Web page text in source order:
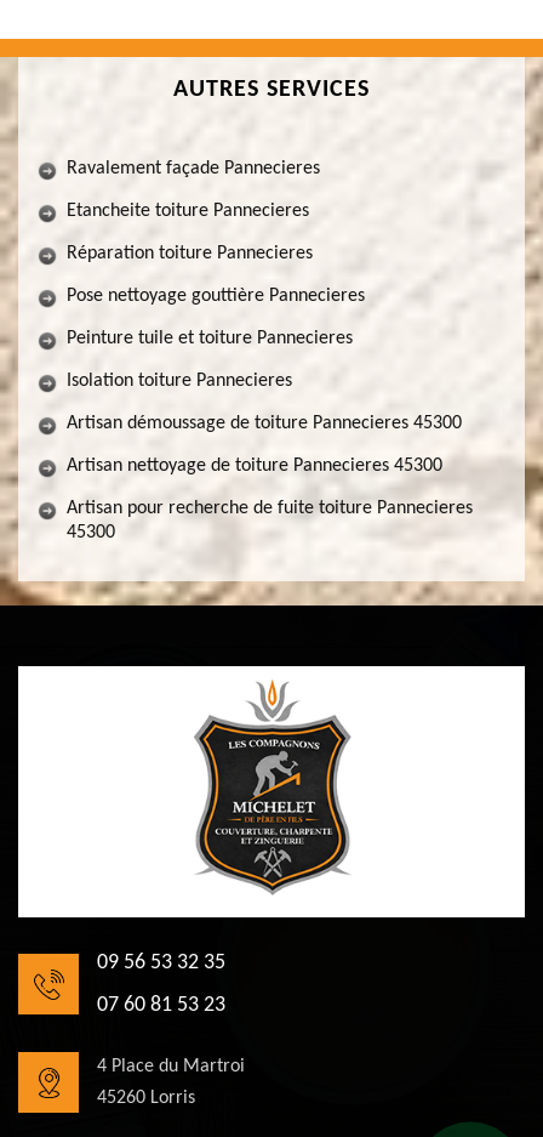
AUTRES SERVICES
Ravalement façade Pannecieres
Etancheite toiture Pannecieres
Réparation toiture Pannecieres
Pose nettoyage gouttière Pannecieres
Peinture tuile et toiture Pannecieres
Isolation toiture Pannecieres
Artisan démoussage de toiture Pannecieres 45300
Artisan nettoyage de toiture Pannecieres 45300
Artisan pour recherche de fuite toiture Pannecieres
45300
09 56 53 32 35
07 60 81 53 23
4 Place du Martroi
45260 Lorris